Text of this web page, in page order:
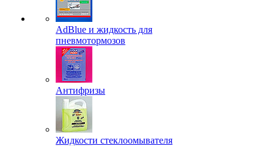
AdBlue и жидкость для
пневмотормозов
Антифризы
Жидкости стеклоомывателя